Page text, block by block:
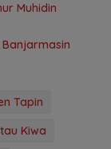
Muhidin
Tapin
Kiwa